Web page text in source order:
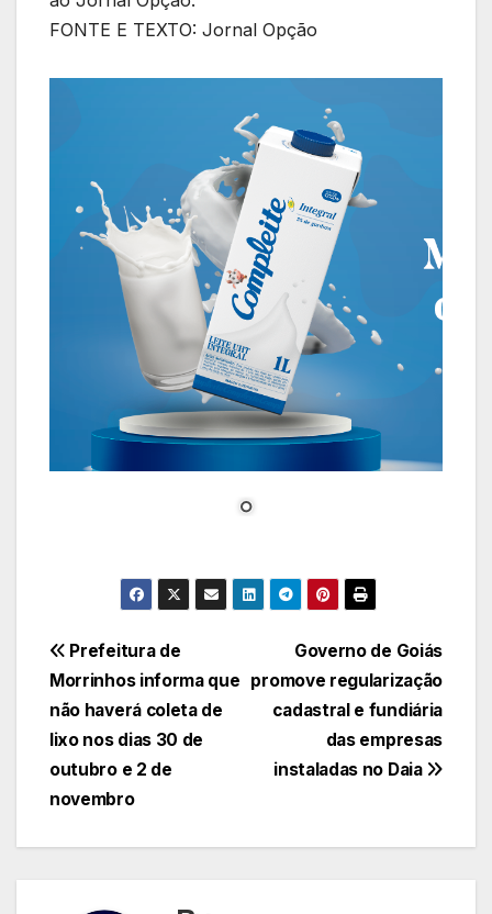
FONTE E TEXTO: Jornal Opção
Navegação
de
Post
Governo de Goiás
promove regularização
cadastral e fundiária
das empresas
instaladas no Daia
Prefeitura de
Morrinhos informa que
não haverá coleta de
lixo nos dias 30 de
outubro e 2 de
novembro